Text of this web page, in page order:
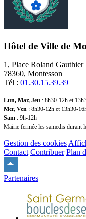
Hôtel de Ville de
1, Place Roland Gauthier
78360, Montesson
Tél : 01.30.15.39.39
Lun, Mar, Jeu : 8h30-12h et
Mer, Ven : 8h30-12h et 13h30-
Sam : 9h-12h
Mairie fermée les samedis durant
Gestion des cookies
Contact Contribuer Plan
haut
site
Partenaires